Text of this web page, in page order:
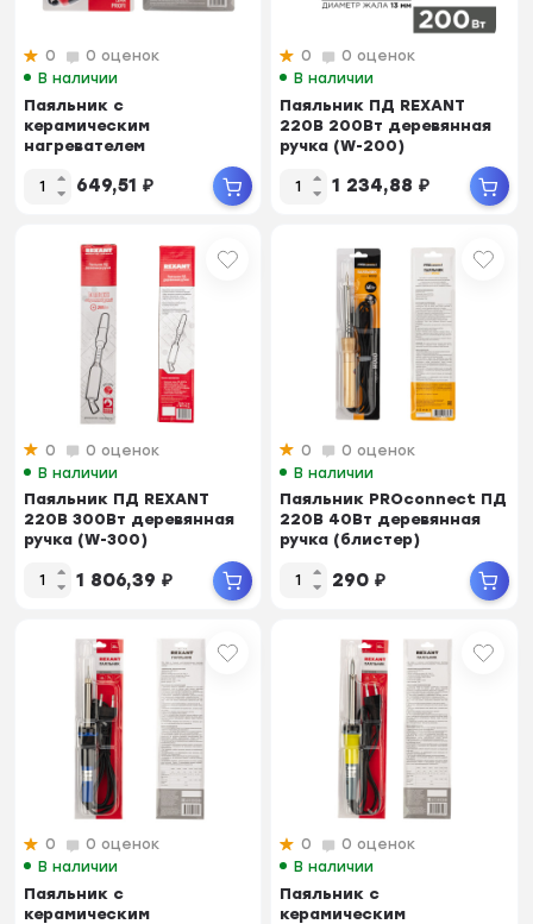
0
0 оценок
В наличии
Паяльник с
керамическим
нагревателем
220V/30-70Вт (ZD-722B...
649,51 ₽
0
0 оценок
В наличии
Паяльник ПД REXANT
220В 200Вт деревянная
ручка (W-200)
1 234,88 ₽
0
0 оценок
В наличии
Паяльник ПД REXANT
220В 300Вт деревянная
ручка (W-300)
1 806,39 ₽
0
0 оценок
В наличии
Паяльник PROconnect ПД
220В 40Вт деревянная
ручка (блистер)
290 ₽
0
0 оценок
В наличии
Паяльник с
керамическим
0
0 оценок
В наличии
Паяльник с
керамическим